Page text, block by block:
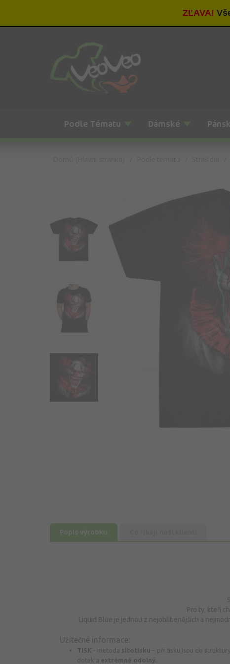
ZĽAVA!
Podle Tématu Dámské
Popis výrobku
Pro ty, kteří
Liquid Blue je jednou z nejoblíbenějších a
Užitečné informace:
TISK - metoda sítotisku – při tisku jsou do
dotek a extrémně odolný.